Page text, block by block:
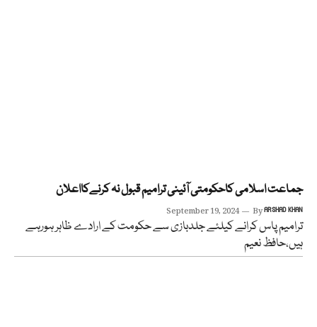
جماعت اسلامی کاحکومتی آئینی ترامیم قبول نہ کرنےکااعلان
September 19, 2024 ByARSHAD KHAN
ترامیم پاس کرانے کیلئے جلدبازی سے حکومت کے ارادے ظاہر ہورہے
ہیں،حافظ نعیم